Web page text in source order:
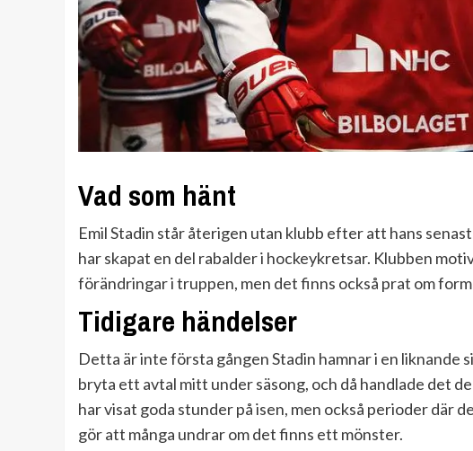
Vad som hänt
Emil Stadin står återigen utan klubb efter att hans
har skapat en del rabalder i hockeykretsar. Klubben
förändringar i truppen, men det finns också prat om
Tidigare händelser
Detta är inte första gången Stadin hamnar i en liknande
bryta ett avtal mitt under säsong, och då handlade det
har visat goda stunder på isen, men också perioder där
gör att många undrar om det finns ett mönster.